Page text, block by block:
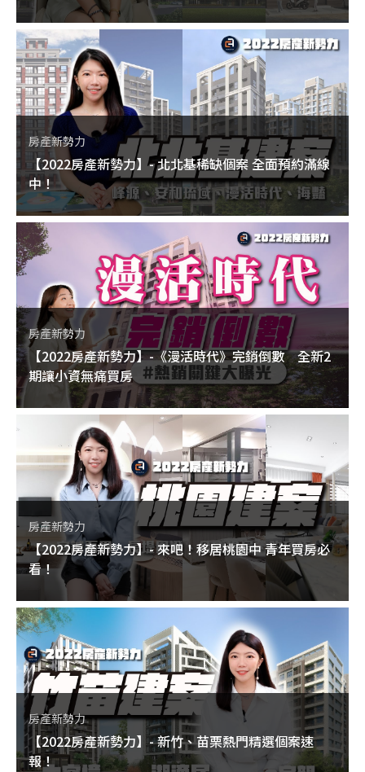
房產新勢力
【2022房產新勢力】- 北北基稀缺個案 全面預約滿線
中！
房產新勢力
【2022房產新勢力】-《漫活時代》完銷倒數 全新2
期讓小資無痛買房
房產新勢力
【2022房產新勢力】- 來吧！移居桃園中 青年買房必
看！
房產新勢力
【2022房產新勢力】- 新竹、苗栗熱門精選個案速
報！